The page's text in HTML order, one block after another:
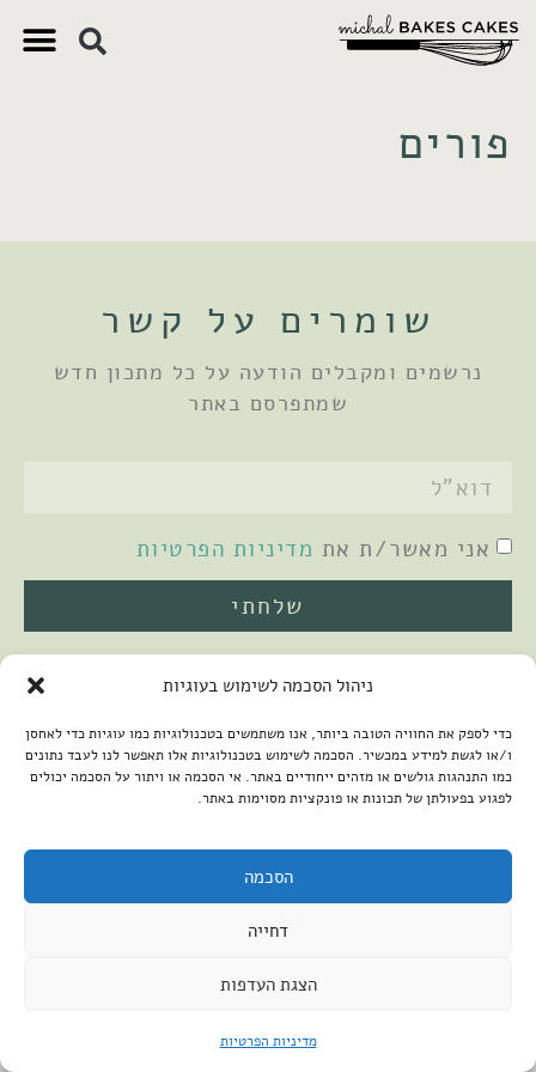
ניהול הסכמה לשימוש בעוגיות
כדי לספק את החוויה הטובה ביותר, אנו משתמשים בטכנולוגיות כמו עוגיות כדי לאחסן
ו/או לגשת למידע במכשיר. הסכמה לשימוש בטכנולוגיות אלו תאפשר לנו לעבד נתונים
כמו התנהגות גולשים או מזהים ייחודיים באתר. אי הסכמה או ויתור על הסכמה יכולים
לפגוע בפעולתן של תכונות או פונקציות מסוימות באתר.
הסכמה
דחייה
הצגת העדפות
מדיניות הפרטיות
פורים
שומרים על קשר
נרשמים ומקבלים הודעה על כל מתכון חדש
שמתפרסם באתר
אני מאשר/ת את מדיניות הפרטיות
שלחתי
2026 © כל הזכויות שמורות למיכל שמיר
הצהרת נגישות